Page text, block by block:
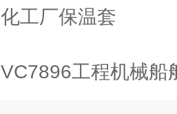
化工厂保温套
VC7896工程机械船舶发动